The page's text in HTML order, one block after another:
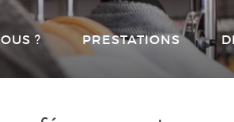
? PRESTATIONS